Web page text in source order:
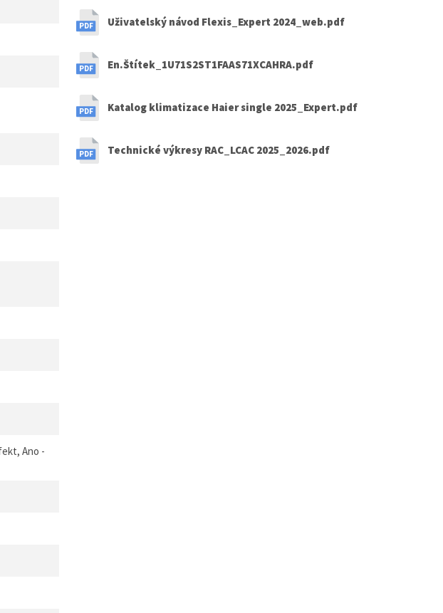
Ano -
Uživatelský návod Flexis_Expert 2024_web.pdf
En.Štítek_1U71S2ST1FAAS71XCAHRA.pdf
Katalog klimatizace Haier single 2025_Expert.pdf
Technické výkresy RAC_LCAC 2025_2026.pdf